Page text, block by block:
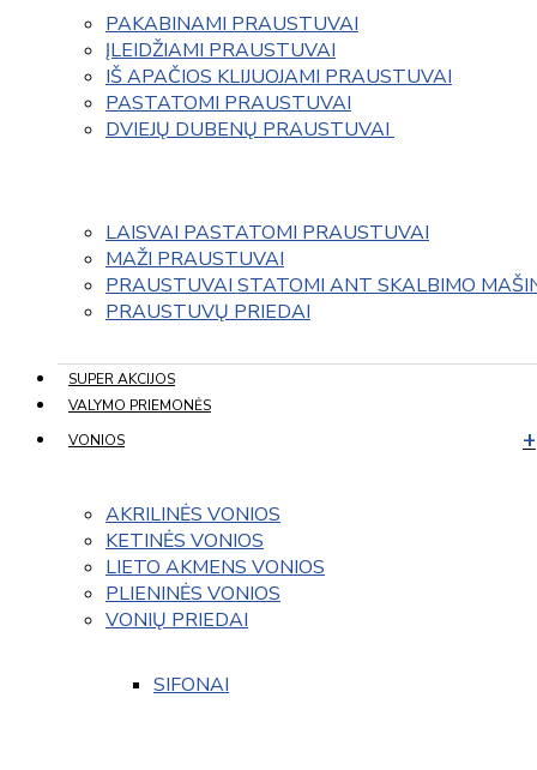
PAKABINAMI PRAUSTUVAI
ĮLEIDŽIAMI PRAUSTUVAI
IŠ APAČIOS KLIJUOJAMI PRAUSTUVAI
PASTATOMI PRAUSTUVAI
DVIEJŲ DUBENŲ PRAUSTUVAI
LAISVAI PASTATOMI PRAUSTUVAI
MAŽI PRAUSTUVAI
PRAUSTUVAI STATOMI ANT SKALBIMO
PRAUSTUVŲ PRIEDAI
SUPER AKCIJOS
VALYMO PRIEMONĖS
VONIOS
AKRILINĖS VONIOS
KETINĖS VONIOS
LIETO AKMENS VONIOS
PLIENINĖS VONIOS
VONIŲ PRIEDAI
SIFONAI